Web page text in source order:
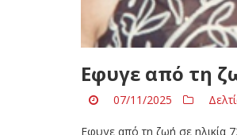
Eφυγε από τη
07/11/2025
Eφυγε από τη ζωή σε ηλικία